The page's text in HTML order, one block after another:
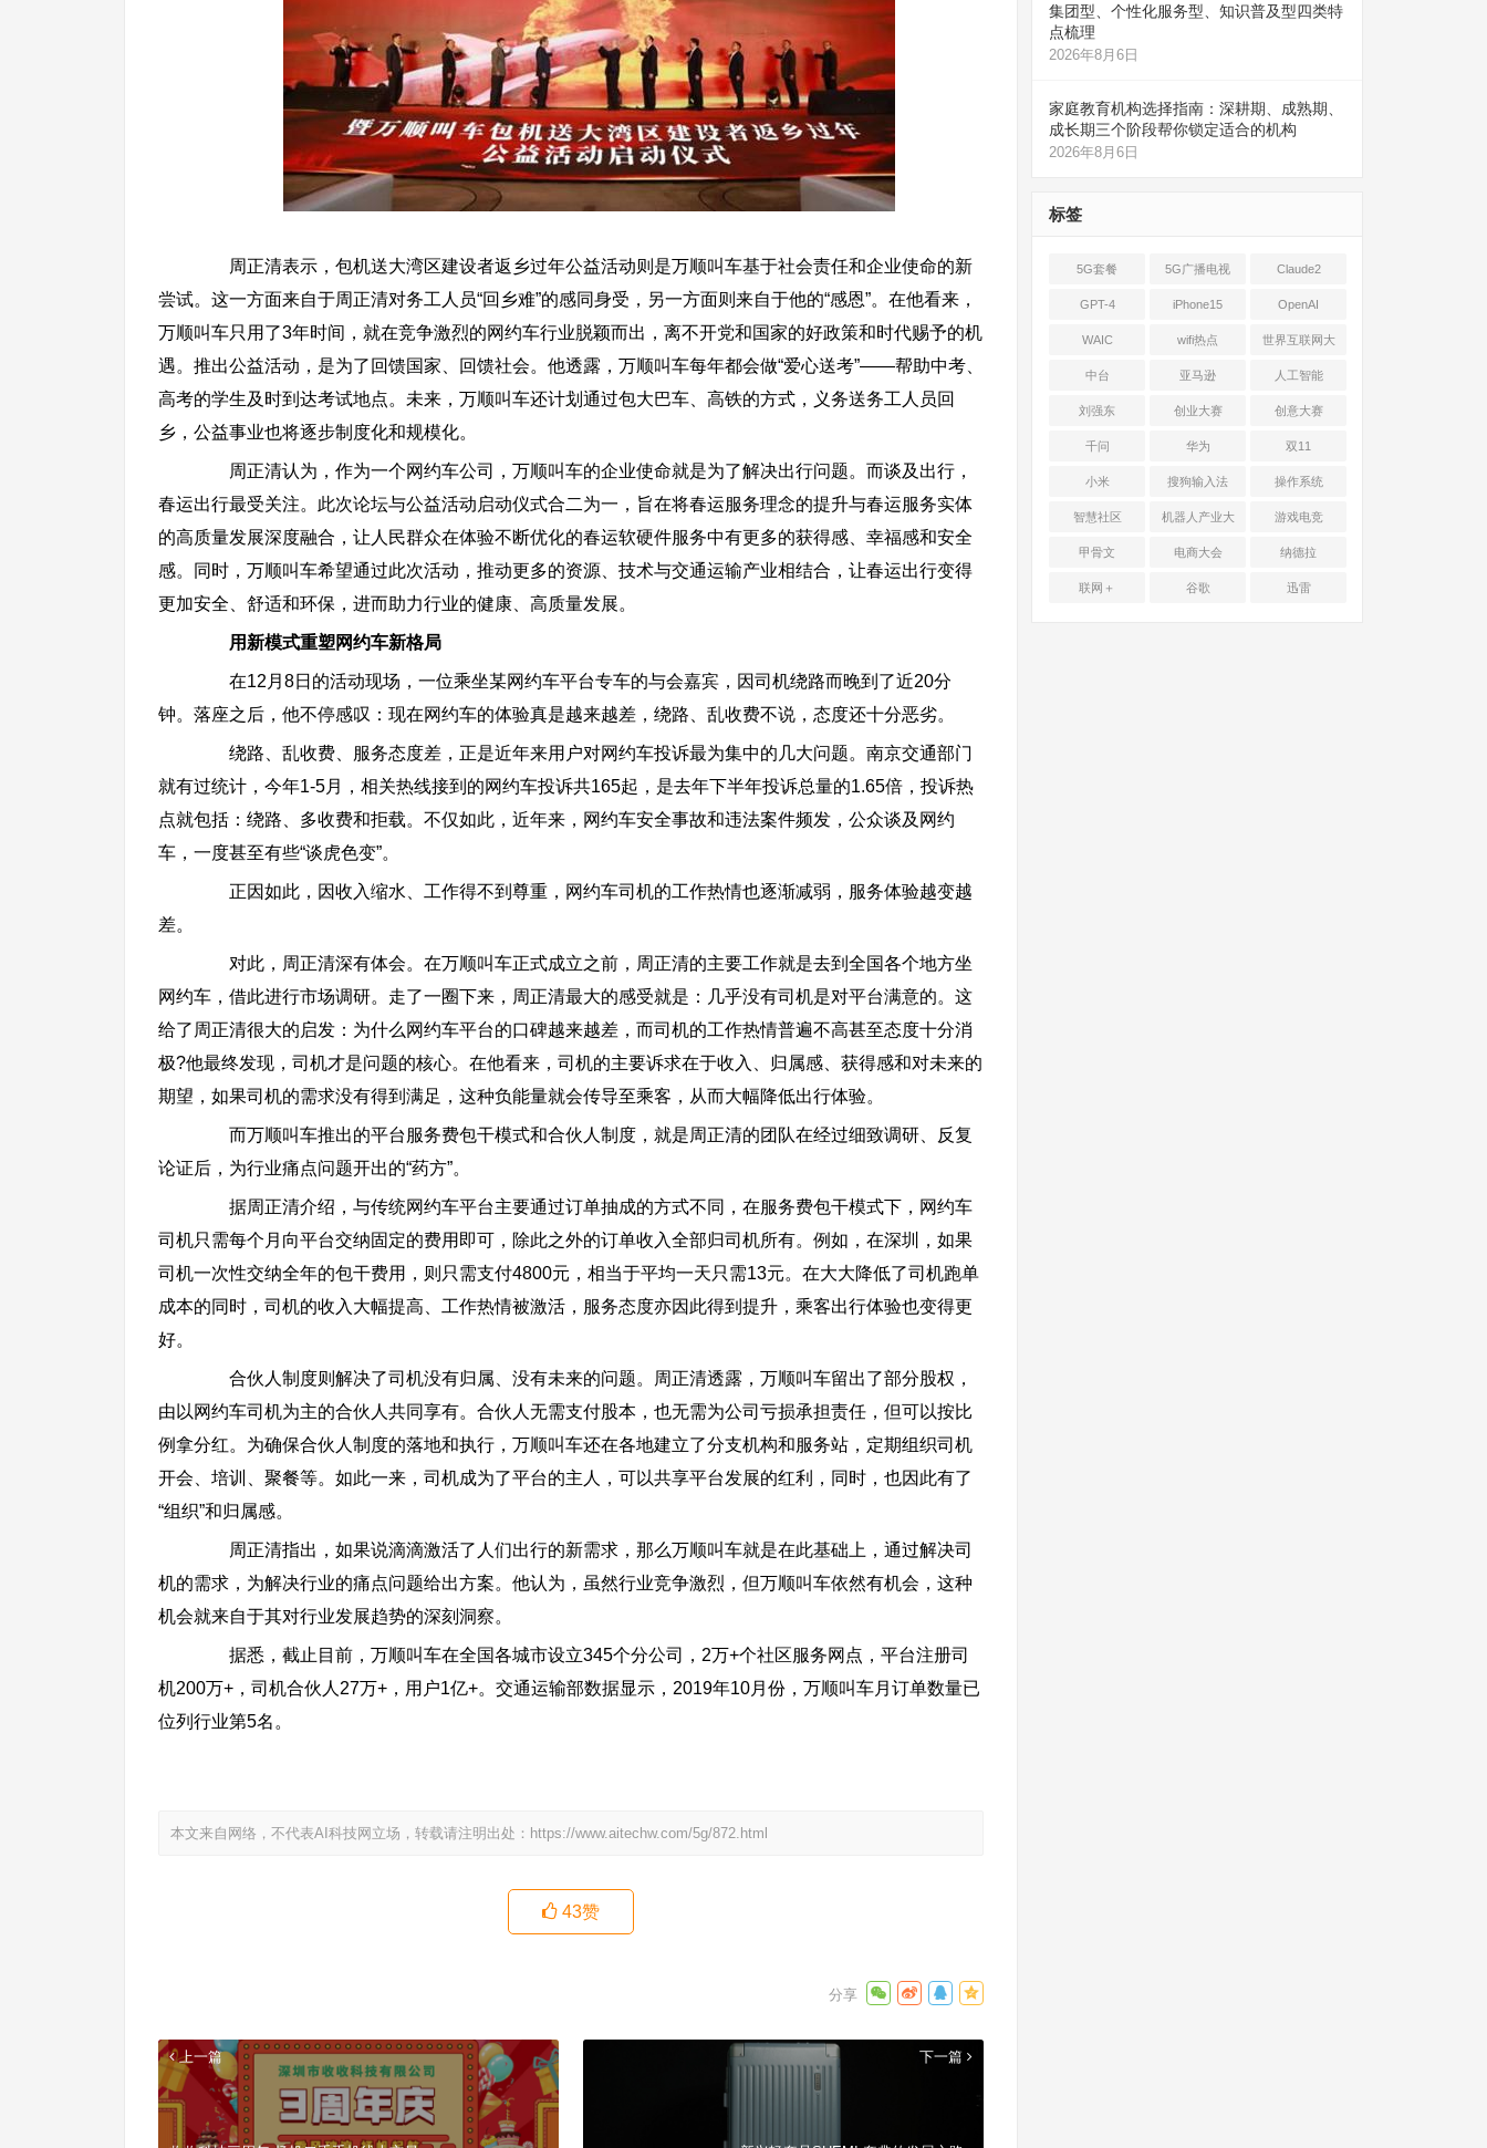
周正清表示，包机送大湾区建设者返乡过年公益活动则是万顺叫车基于社会责任和企业使命的新
尝试。这一方面来自于周正清对务工人员“回乡难”的感同身受，另一方面则来自于他的“感恩”。在他看来，
万顺叫车只用了3年时间，就在竞争激烈的网约车行业脱颖而出，离不开党和国家的好政策和时代赐予的机
遇。推出公益活动，是为了回馈国家、回馈社会。他透露，万顺叫车每年都会做“爱心送考”——帮助中考、
高考的学生及时到达考试地点。未来，万顺叫车还计划通过包大巴车、高铁的方式，义务送务工人员回
乡，公益事业也将逐步制度化和规模化。
周正清认为，作为一个网约车公司，万顺叫车的企业使命就是为了解决出行问题。而谈及出行，
春运出行最受关注。此次论坛与公益活动启动仪式合二为一，旨在将春运服务理念的提升与春运服务实体
的高质量发展深度融合，让人民群众在体验不断优化的春运软硬件服务中有更多的获得感、幸福感和安全
感。同时，万顺叫车希望通过此次活动，推动更多的资源、技术与交通运输产业相结合，让春运出行变得
更加安全、舒适和环保，进而助力行业的健康、高质量发展。
用新模式重塑网约车新格局
在12月8日的活动现场，一位乘坐某网约车平台专车的与会嘉宾，因司机绕路而晚到了近20分
钟。落座之后，他不停感叹：现在网约车的体验真是越来越差，绕路、乱收费不说，态度还十分恶劣。
绕路、乱收费、服务态度差，正是近年来用户对网约车投诉最为集中的几大问题。南京交通部门
就有过统计，今年1-5月，相关热线接到的网约车投诉共165起，是去年下半年投诉总量的1.65倍，投诉热
点就包括：绕路、多收费和拒载。不仅如此，近年来，网约车安全事故和违法案件频发，公众谈及网约
车，一度甚至有些“谈虎色变”。
正因如此，因收入缩水、工作得不到尊重，网约车司机的工作热情也逐渐减弱，服务体验越变越
差。
对此，周正清深有体会。在万顺叫车正式成立之前，周正清的主要工作就是去到全国各个地方坐
网约车，借此进行市场调研。走了一圈下来，周正清最大的感受就是：几乎没有司机是对平台满意的。这
给了周正清很大的启发：为什么网约车平台的口碑越来越差，而司机的工作热情普遍不高甚至态度十分消
极?他最终发现，司机才是问题的核心。在他看来，司机的主要诉求在于收入、归属感、获得感和对未来的
期望，如果司机的需求没有得到满足，这种负能量就会传导至乘客，从而大幅降低出行体验。
而万顺叫车推出的平台服务费包干模式和合伙人制度，就是周正清的团队在经过细致调研、反复
论证后，为行业痛点问题开出的“药方”。
据周正清介绍，与传统网约车平台主要通过订单抽成的方式不同，在服务费包干模式下，网约车
司机只需每个月向平台交纳固定的费用即可，除此之外的订单收入全部归司机所有。例如，在深圳，如果
司机一次性交纳全年的包干费用，则只需支付4800元，相当于平均一天只需13元。在大大降低了司机跑单
成本的同时，司机的收入大幅提高、工作热情被激活，服务态度亦因此得到提升，乘客出行体验也变得更
好。
合伙人制度则解决了司机没有归属、没有未来的问题。周正清透露，万顺叫车留出了部分股权，
由以网约车司机为主的合伙人共同享有。合伙人无需支付股本，也无需为公司亏损承担责任，但可以按比
例拿分红。为确保合伙人制度的落地和执行，万顺叫车还在各地建立了分支机构和服务站，定期组织司机
开会、培训、聚餐等。如此一来，司机成为了平台的主人，可以共享平台发展的红利，同时，也因此有了
“组织”和归属感。
周正清指出，如果说滴滴激活了人们出行的新需求，那么万顺叫车就是在此基础上，通过解决司
机的需求，为解决行业的痛点问题给出方案。他认为，虽然行业竞争激烈，但万顺叫车依然有机会，这种
机会就来自于其对行业发展趋势的深刻洞察。
据悉，截止目前，万顺叫车在全国各城市设立345个分公司，2万+个社区服务网点，平台注册司
机200万+，司机合伙人27万+，用户1亿+。交通运输部数据显示，2019年10月份，万顺叫车月订单数量已
位列行业第5名。
本文来自网络，不代表AI科技网立场，转载请注明出处： https://www.aitechw.com/5g/872.html
43赞
上一篇 下一篇
集团型、个性化服务型、知识普及型四类特
点梳理
2026年8月6日
家庭教育机构选择指南：深耕期、成熟期、
成长期三个阶段帮你锁定适合的机构
2026年8月6日
标签
5G套餐 5G广播电视 Claude2
GPT-4 iPhone15 OpenAI
WAIC wifi热点 世界互联网大
会
中台 亚马逊 人工智能
刘强东 创业大赛 创意大赛
千问 华为 双11
小米 搜狗输入法 操作系统
智慧社区 机器人产业大
会
游戏电竞
甲骨文 电商大会 纳德拉
联网＋ 谷歌 迅雷